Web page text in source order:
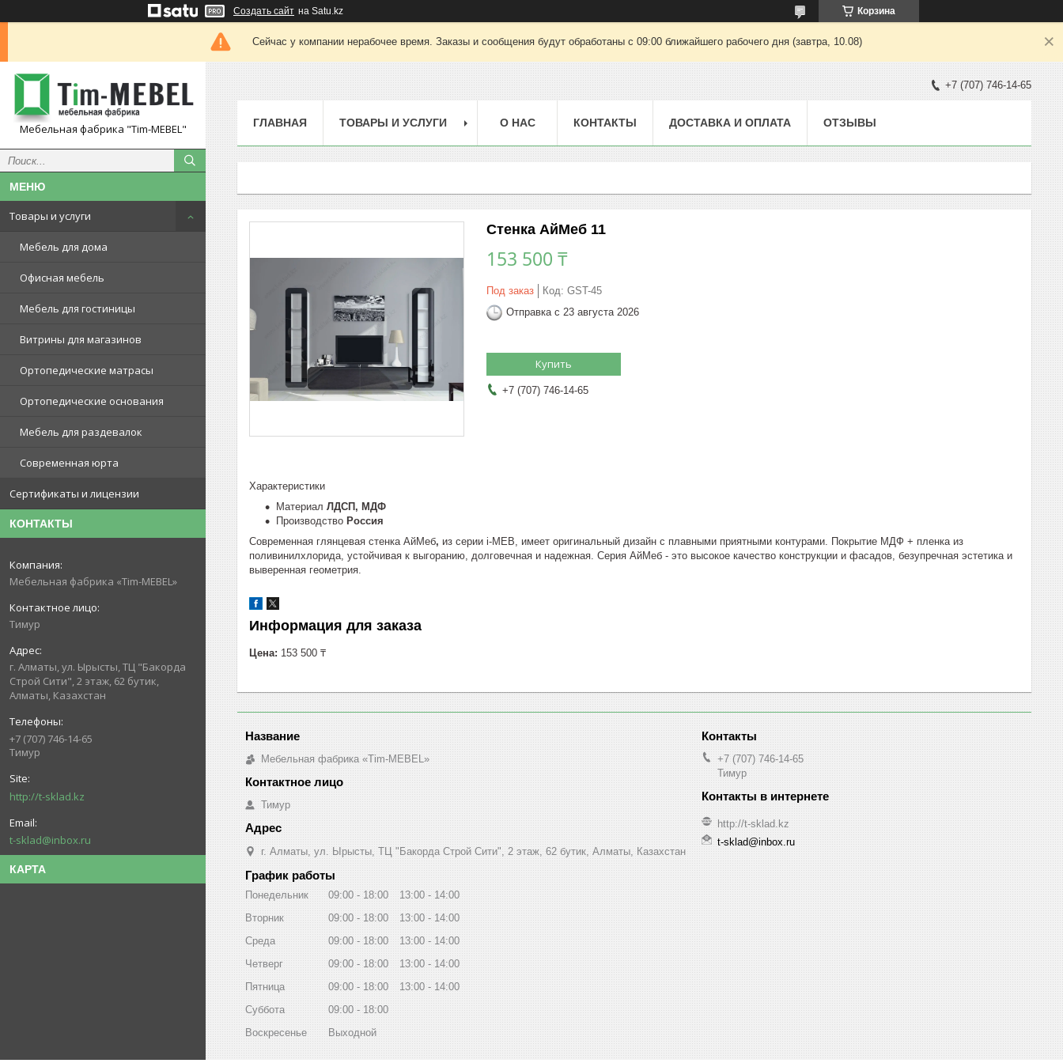
Создать сайт на Satu.kz Корзина
Сейчас у компании нерабочее время. Заказы и сообщения будут обработаны с 09:00 ближайшего рабочего дня (завтра, 10.08)
Мебельная фабрика "Tim-MEBEL"
Товары и услуги
Мебель для дома
Офисная мебель
Мебель для гостиницы
Витрины для магазинов
Ортопедические матрасы
Ортопедические основания
Мебель для раздевалок
Современная юрта
Сертификаты и лицензии
КОНТАКТЫ
Мебельная фабрика «Tim-MEBEL»
Тимур
г. Алматы, ул. Ырысты, ТЦ "Бакорда
Строй Сити", 2 этаж, 62 бутик,
Алматы, Казахстан
+7 (707) 746-14-65
Тимур
http://t-sklad.kz
t-sklad@inbox.ru
КАРТА
+7 (707) 746-14-65
ГЛАВНАЯ ТОВАРЫ И УСЛУГИ О НАС КОНТАКТЫ ДОСТАВКА И ОПЛАТА ОТЗЫВЫ
Стенка АйМеб 11
153 500 ₸
Под заказ Код: GST-45
Отправка с 23 августа 2026
Купить
+7 (707) 746-14-65
Характеристики
Материал ЛДСП, МДФ
Производство Россия
Современная глянцевая стенка АйМеб, из серии i-MEB, имеет оригинальный дизайн с плавными приятными контурами. Покрытие МДФ + пленка из
поливинилхлорида, устойчивая к выгоранию, долговечная и надежная. Серия АйМеб - это высокое качество конструкции и фасадов, безупречная эстетика и
выверенная геометрия.
Информация для заказа
Цена: 153 500 ₸
Мебельная фабрика «Tim-MEBEL»
Тимур
г. Алматы, ул. Ырысты, ТЦ "Бакорда Строй Сити", 2 этаж, 62 бутик, Алматы, Казахстан
+7 (707) 746-14-65
Тимур
http://t-sklad.kz
t-sklad@inbox.ru
График работы
Понедельник 09:00 18:00 13:00
14:00
Вторник
09:00 18:00 13:00
14:00
Среда
09:00 18:00 13:00
14:00
Четверг
09:00 18:00 13:00
14:00
Пятница
09:00 18:00 13:00
14:00
Суббота
09:00
18:00
Воскресенье
Выходной